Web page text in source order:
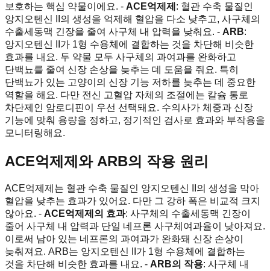
보호하는 핵심 약물이에요. - ACE억제제 : 혈관 수축 물질인
앙지오텐신 II의 생성을 억제해 혈압을 다소 낮추고, 사구체의
수출세동맥 긴장을 줄여 사구체 내 압력을 낮춰요. - ARB:
앙지오텐신 II가 1형 수용체에 결합하는 것을 차단해 비슷한
효과를 내요. 두 약물 모두 사구체의 과여과를 완화하고
단백뇨를 줄여 신장 손상을 늦추는 데 도움을 줘요. 특히
단백뇨가 있는 고양이의 신장 기능 저하를 늦추는 데 중요한
역할을 해요. 다만 전신 고혈압 자체의 조절에는 칼슘 통로
차단제인 암로디핀이 우선 선택돼요. 수의사가 체중과 신장
기능에 맞춰 용량을 정하고, 정기적인 검사로 효과와 부작용을
모니터링해요.
ACE억제제와 ARB의 작용 원리
ACE억제제는 혈관 수축 물질인 앙지오텐신 II의 생성을 막아
혈압을 낮추는 효과가 있어요. 다만 그 강하 폭은 비교적 크지
않아요. - ACE억제제의 효과: 사구체의 수출세동맥 긴장이
줄어 사구체 내 압력과 단일 네프론 사구체여과율이 낮아져요.
이로써 남아 있는 네프론의 과여과가 완화돼 신장 손상이
늦춰져요. ARB는 앙지오텐신 II가 1형 수용체에 결합하는
것을 차단해 비슷한 효과를 내요. - ARB의 작용: 사구체 내